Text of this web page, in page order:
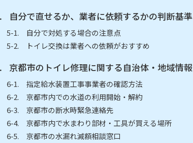
自分で直せるか、業者に依頼するかの判断基準
自分で対処する場合の注意点
トイレ交換は業者への依頼がおすすめ
京都市のトイレ修理に関する自治体・地域情報
指定給水装置工事事業者の確認方法
京都市内での水道の利用開始・解約
京都市の断水時緊急連絡先
京都市内で水まわり部材・工具が買える場所
京都市の水漏れ減額相談窓口